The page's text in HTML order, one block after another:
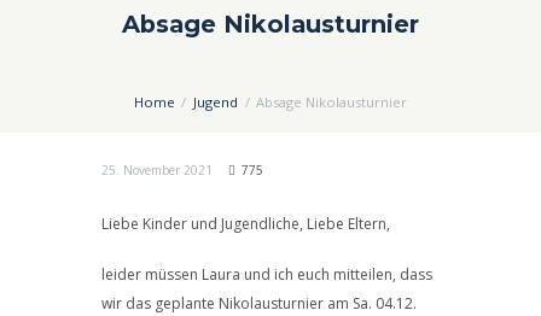
Absage Nikolausturnier
Home Jugend Absage Nikolausturnier
25. November 2021 775
Liebe Kinder und Jugendliche, Liebe Eltern,
leider müssen Laura und ich euch mitteilen, dass
wir das geplante Nikolausturnier am Sa. 04.12.